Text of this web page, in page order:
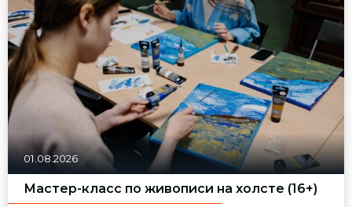
01.08.2026
Мастер-класс по живописи на холсте (16+)